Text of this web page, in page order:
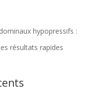
hypopressifs :
résultats rapides